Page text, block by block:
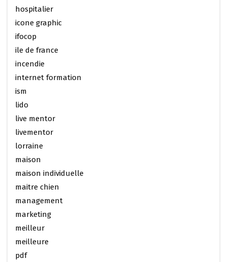
hospitalier
icone graphic
ifocop
ile de france
incendie
internet formation
ism
lido
live mentor
livementor
lorraine
maison
maison individuelle
maitre chien
management
marketing
meilleur
meilleure
pdf